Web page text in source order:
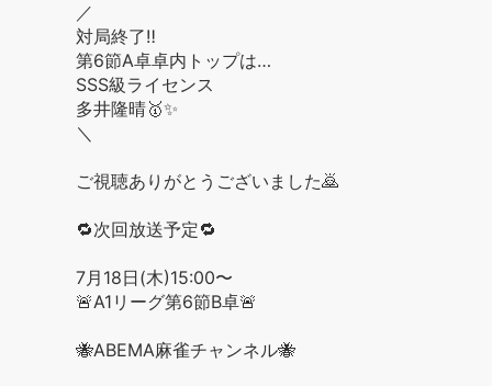
／
対局終了‼️
第6節A卓卓内トップは…
SSS級ライセンス
多井隆晴🥇✨
＼
ご視聴ありがとうございました🙇
🔁次回放送予定🔁
7月18日(木)15:00〜
🚨A1リーグ第6節B卓🚨
🐝ABEMA麻雀チャンネル🐝